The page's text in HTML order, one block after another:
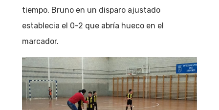
tiempo, Bruno en un disparo ajustado
establecia el 0-2 que abría hueco en el
marcador.